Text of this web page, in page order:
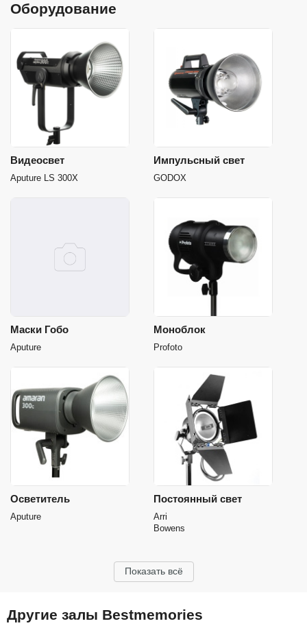
Оборудование
Видеосвет
Aputure LS 300X
Импульсный свет
GODOX
Маски Гобо
Aputure
Моноблок
Profoto
Осветитель
Aputure
Постоянный свет
Arri
Bowens
Показать всё
Другие залы Bestmemories